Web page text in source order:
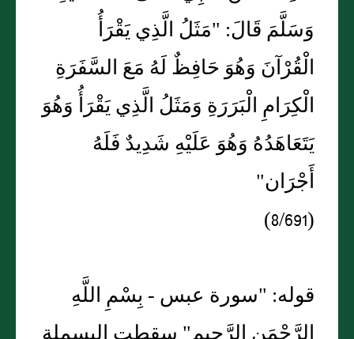
وَسَلَّمَ قَالَ: "مَثَلُ الَّذِي يَقْرَأُ
الْقُرْآنَ وَهُوَ حَافِظٌ لَهُ مَعَ السَّفَرَةِ
الْكِرَامِ الْبَرَرَةِ وَمَثَلُ الَّذِي يَقْرَأُ وَهُوَ
يَتَعَاهَدُهُ وَهُوَ عَلَيْهِ شَدِيدٌ فَلَهُ
أَجْرَان"
(8/691)
قوله: "سورة عبس - بِسْمِ اللَّهِ